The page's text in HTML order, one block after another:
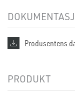
Produsentens
PRODUKT